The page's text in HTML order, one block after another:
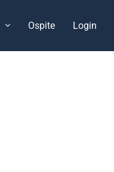
Ospite Login